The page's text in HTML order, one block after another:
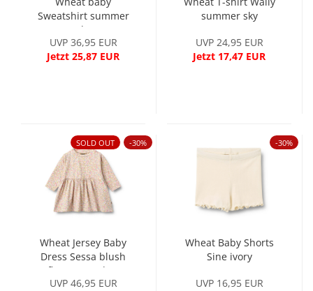
Sweatshirt summer
sky
UVP 36,95 EUR
Jetzt 25,87 EUR
summer sky
UVP 24,95 EUR
Jetzt 17,47 EUR
SOLD OUT -30%
Wheat Jersey Baby
Dress Sessa blush
flower meadow
UVP 46,95 EUR
-30%
Wheat Baby Shorts
Sine ivory
UVP 16,95 EUR